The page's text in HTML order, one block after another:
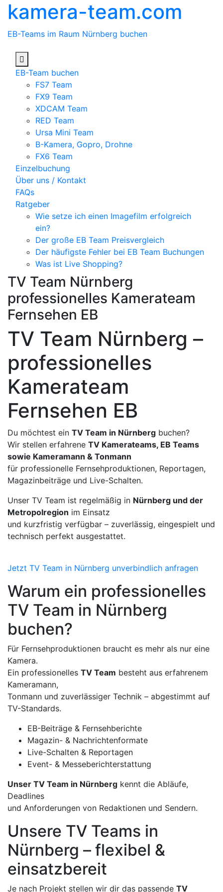
Skip
content
kamera-team.com
EB-Teams im Raum Nürnberg buchen
EB-Team buchen
FS7 Team
FX9 Team
XDCAM Team
RED Team
Ursa Mini Team
B-Kamera, Gopro, Drohne
FX6 Team
Einzelbuchung
Über uns / Kontakt
FAQs
Ratgeber
Wie setze ich einen Imagefilm erfolgreich
ein?
Der große EB Team Preisvergleich
Der häufigste Fehler bei EB Team Buchungen
Was ist Live Shopping?
TV Team Nürnberg
professionelles Kamerateam
Fernsehen EB
TV Team Nürnberg –
professionelles
Kamerateam
Fernsehen EB
Du möchtest ein TV Team in Nürnberg buchen?
Wir stellen erfahrene TV Kamerateams, EB Teams
sowie Kameramann & Tonmann
für professionelle Fernsehproduktionen, Reportagen,
Magazinbeiträge und Live-Schalten.
Unser TV Team ist regelmäßig in Nürnberg und der
Metropolregion im Einsatz
und kurzfristig verfügbar – zuverlässig, eingespielt und
technisch perfekt ausgestattet.
Jetzt TV Team in Nürnberg unverbindlich anfragen
Warum ein professionelles
TV Team in Nürnberg
buchen?
Für Fernsehproduktionen braucht es mehr als nur eine
Kamera.
Ein professionelles TV Team besteht aus erfahrenem
Kameramann,
Tonmann und zuverlässiger Technik – abgestimmt auf
TV-Standards.
EB-Beiträge & Fernsehberichte
Magazin- & Nachrichtenformate
Live-Schalten & Reportagen
Event- & Messeberichterstattung
Unser TV Team in Nürnberg kennt die Abläufe,
Deadlines
und Anforderungen von Redaktionen und Sendern.
Unsere TV Teams in
Nürnberg – flexibel &
einsatzbereit
Je nach Projekt stellen wir dir das passende TV